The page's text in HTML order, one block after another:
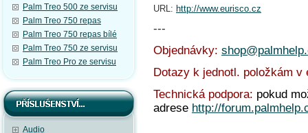
Palm Treo 500 ze servisu
Palm Treo 750 repas
Palm Treo 750 repas bílé
Palm Treo 750 ze servisu
Palm Treo Pro ze servisu
Audio
URL: http://www.eurisco.cz
---
Objednávky:
Dotazy k jednotl. položkám v
Technická podpora: pokud
adrese http://